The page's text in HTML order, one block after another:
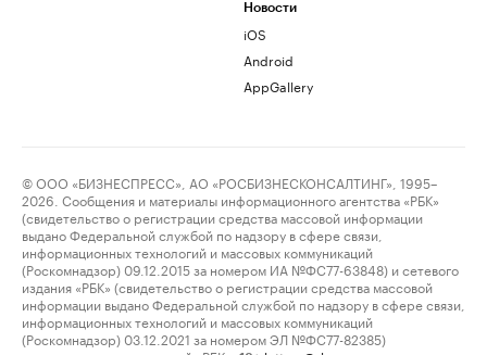
Новости
iOS
Android
AppGallery
© ООО «БИЗНЕСПРЕСС», АО «РОСБИЗНЕСКОНСАЛТИНГ», 1995–
2026. Сообщения и материалы информационного агентства «РБК»
(свидетельство о регистрации средства массовой информации
выдано Федеральной службой по надзору в сфере связи,
информационных технологий и массовых коммуникаций
(Роскомнадзор) 09.12.2015 за номером ИА №ФС77-63848) и сетевого
издания «РБК» (свидетельство о регистрации средства массовой
информации выдано Федеральной службой по надзору в сфере связи,
информационных технологий и массовых коммуникаций
(Роскомнадзор) 03.12.2021 за номером ЭЛ №ФС77-82385)